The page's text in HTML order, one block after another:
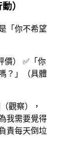
）
「你不希望
價） ✅「你
？」（具體
觀察），
我需要覺得
責每天倒垃